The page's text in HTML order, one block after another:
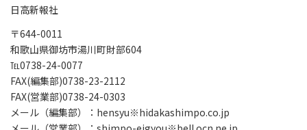
日高新報社
〒644-0011
和歌山県御坊市湯川町財部604
℡0738-24-0077
FAX(編集部)0738-23-2112
FAX(営業部)0738-24-0303
メール（編集部）：hensyu※hidakashimpo.co.jp